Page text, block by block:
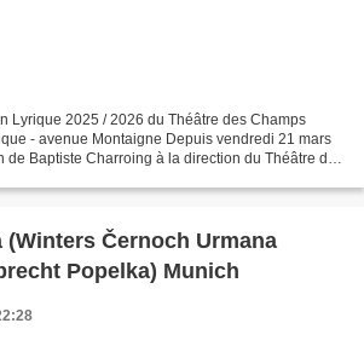
Lyrique 2025 / 2026 du Théâtre des Champs
- avenue Montaigne Depuis vendredi 21 mars
de Baptiste Charroing à la direction du Théâtre des
Černoch Urmana
Popelka) Munich